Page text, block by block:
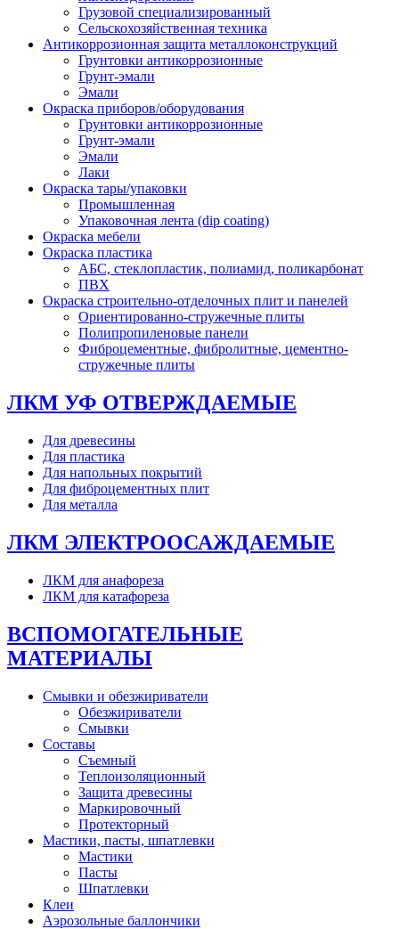
Грузовой специализированный
Сельскохозяйственная техника
Антикоррозионная защита металлоконструкций
Грунтовки антикоррозионные
Грунт-эмали
Эмали
Окраска приборов/оборудования
Грунтовки антикоррозионные
Грунт-эмали
Эмали
Лаки
Окраска тары/упаковки
Промышленная
Упаковочная лента (dip coating)
Окраска мебели
Окраска пластика
АБС, стеклопластик, полиамид, поликарбонат
ПВХ
Окраска строительно-отделочных плит и панелей
Ориентированно-стружечные плиты
Полипропиленовые панели
Фиброцементные, фибролитные, цементно-
стружечные плиты
ЛКМ УФ ОТВЕРЖДАЕМЫЕ
Для древесины
Для пластика
Для напольных покрытий
Для фиброцементных плит
Для металла
ЛКМ ЭЛЕКТРООСАЖДАЕМЫЕ
ЛКМ для анафореза
ЛКМ для катафореза
ВСПОМОГАТЕЛЬНЫЕ
МАТЕРИАЛЫ
Смывки и обезжириватели
Обезжириватели
Смывки
Составы
Съемный
Теплоизоляционный
Защита древесины
Маркировочный
Протекторный
Мастики, пасты, шпатлевки
Мастики
Пасты
Шпатлевки
Клеи
Аэрозольные баллончики